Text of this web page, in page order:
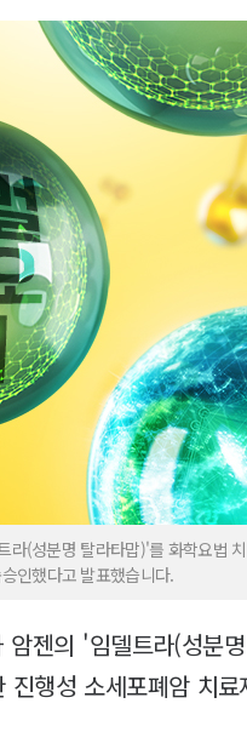
라(성분명 탈라타맙)'를 화학요법
인했다고 발표했습니다.
젠의 '임델트라(성분
행성 소세포폐암 치료